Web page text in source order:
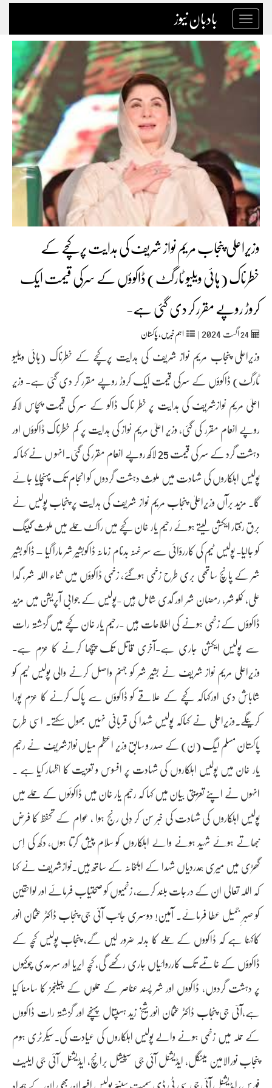
Toggle
navigationبادبان نیوز
وزیراعلی پنجاب مریم نواز شریف کی ہدایت پرکچے کے
خطرناک (ہائی ویلیو ٹارگٹ) ڈاکوؤں کے سرکی قیمت ایک
کروڑ روپے مقرر کر دی گئی ہے-
24اگست‬‮ | اہم خبریں,پاکستان
وزیراعلی پنجاب مریم نواز شریف کی ہدایت پرکچے کے خطرناک (ہائی ویلیو
ٹارگٹ) ڈاکوؤں کے سرکی قیمت ایک کروڑ روپے مقرر کر دی گئی ہے- وزیر
اعلیٰ مریم نوازشریف کی ہدایت پر خطر ناک ڈاکو کے سر کی قیمت پچاس لاکھ
روپے انعام مقرر کی گئی، وزیر اعلیٰ مریم نواز کی ہدایت پر کم خطرناک ڈاکوؤں اور
دہشت گرد کے سر کی قیمت 25 لاکھ روپے انعام مقرر کی گئی۔انہو ں نے کہا کہ
پولیس اہلکاروں کی شہادت میں ملوث دہشت گردوں کو انجام تک پہنچایا جائے
گا۔ مزید برآں وزیراعلیٰ پنجاب مریم نواز شریف کی ہدایت پر پنجاب پولیس نے
برق رفتار ایکشن لیتے ہوئے رحیم یار خان کچے میں راکٹ حملے میں ملوث گینگ
کو جالیا- پولیس ٹیم کی کاررؤائی سے سرغنہ بدنام زمانہ ڈاکوبشیر شر مارا گیا – ڈاکو بشیر
شر کے پانچ ساتھی بری طرح زخمی ہوگئے، زخمی ڈاکوؤں میں ثناء اللہ شر، گدا
علی، کملو شر، رمضان شر اور گدی شامل ہیں -پولیس کے جوابی آپریشن میں مزید
ڈاکوؤں کے زخمی ہونے کی اطلاعات ہیں -رحیم یار خان کچے میں گزشتہ رات
سے پولیس ایکشن جاری ہے-آخری قاتل تک پیچھا کرنے کا عزم ہے-
وزیراعلی مریم نواز شریف نے بشیر شر کو جہنم واصل کرنے والی پولیس ٹیم کو
شاباش دی اورکہاکہ کچے کے علاقے کو ڈاکوؤں سے پاک کرنے کا عزم پورا
کرینگے۔وزیراعلی نے کہاکہ پولیس شہدا کی قربانی نہیں بھول سکتے۔ اسی طرح
پاکستان مسلم لیگ (ن) کے صدر و سابق وزیر اعظم میاں نوازشریف نے رحیم
یار خان میں پولیس اہلکاروں کی شہادت پر افسوس و تعزیت کا اظہار کیا ہے ۔
انہوں نے اپنے تعزیتی بیان میں کہا کہ رحیم یار خان میں ڈاکوئوں کے حملے میں
پولیس اہلکاروں کی شہادت کی خبر سن کر دِلی رنج ہوا ، عوام کے تحفظ کا فرض
نبھاتے ہوئے شہید ہونے والے اہلکاروں کو سلام پیش کرتا ہوں، دکھ کی اِس
گھڑی میں میری ہمدردیاں شہدا کے اہلخانہ کے ساتھ ہیں۔نوازشریف نے کہا
کہ اللہ تعالی ان کے درجات بلند کرے، زخمیوں کو صحتیاب فرمائے اور لواحقین
کو صبرِ جمیل عطا فرمائے۔ آمین! دوسری جانب آئی جی پنجاب ڈاکٹر عثمان انور
کاکہنا ہے کہ ڈاکووں کے حملے کا بدلہ ضرور لیں گے، پنجاب پولیس کچہ کے
ڈاکوؤں کے خاتمے تک کارروائیاں جاری رکھے گی، کچہ ایریا اور سرحدی چوکیوں
پر دہشت گردوں، ڈاکووں اور شر پسند عناصر کے حملوں کے چیلنجز کا سامنا کیا
ہے،آئی جی پنجاب ڈاکٹر عثمان انور شیخ زید ہسپتال پہنچے اور گزشتہ رات ڈاکووں
کے حملہ میں زخمی ہونے والے پولیس اہلکاروں کی عیادت کی۔سیکرٹری ہوم
پنجاب نورالامین مینگل، ایڈیشنل آئی جی سپیشل برانچ، ایڈیشنل آئی جی ایلیٹ